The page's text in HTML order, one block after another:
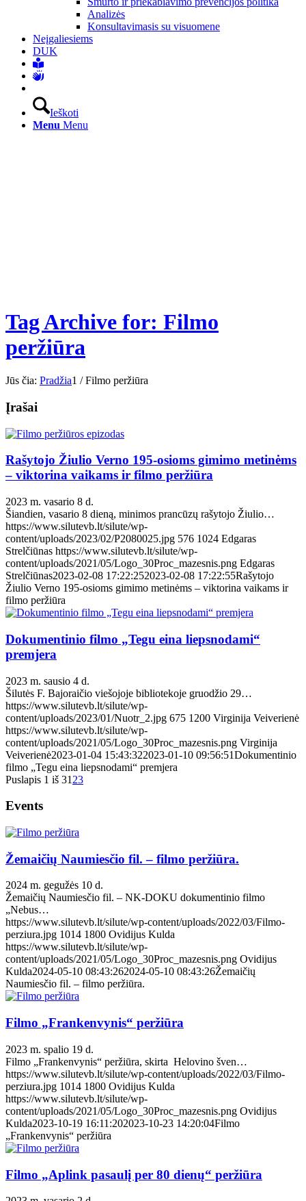
Analizės
Konsultavimasis su visuomene
Neįgaliesiems
DUK
Ieškoti
Menu Menu
Tag Archive for: Filmo
peržiūra
Jūs čia: Pradžia1 / Filmo peržiūra
Įrašai
Rašytojo Žiulio Verno 195-osioms gimimo metinėms
– viktorina vaikams ir filmo peržiūra
2023 m. vasario 8 d.
Šiandien, vasario 8 dieną, minimos prancūzų rašytojo Žiulio…
https://www.silutevb.lt/silute/wp-
content/uploads/2023/02/P2080025.jpg 576 1024 Edgaras
Strelčiūnas https://www.silutevb.lt/silute/wp-
content/uploads/2021/05/Logo_30Proc_mazesnis.png Edgaras
Strelčiūnas2023-02-08 17:22:252023-02-08 17:22:55Rašytojo
Žiulio Verno 195-osioms gimimo metinėms – viktorina vaikams ir
filmo peržiūra
Dokumentinio filmo „Tegu eina liepsnodami“
premjera
2023 m. sausio 4 d.
Šilutės F. Bajoraičio viešojoje bibliotekoje gruodžio 29…
https://www.silutevb.lt/silute/wp-
content/uploads/2023/01/Nuotr_2.jpg 675 1200 Virginija Veiverienė
https://www.silutevb.lt/silute/wp-
content/uploads/2021/05/Logo_30Proc_mazesnis.png Virginija
Veiverienė2023-01-04 15:43:322023-01-10 09:56:51Dokumentinio
filmo „Tegu eina liepsnodami“ premjera
Puslapis 1 iš 31 23
Events
Žemaičių Naumiesčio fil. – filmo peržiūra.
2024 m. gegužės 10 d.
Žemaičių Naumiesčio fil. – NK-DOKU dokumentinio filmo
„Nebus…
https://www.silutevb.lt/silute/wp-content/uploads/2022/03/Filmo-
perziura.jpg 1014 1800 Ovidijus Kulda
https://www.silutevb.lt/silute/wp-
content/uploads/2021/05/Logo_30Proc_mazesnis.png Ovidijus
Kulda2024-05-10 08:43:262024-05-10 08:43:26Žemaičių
Naumiesčio fil. – filmo peržiūra.
Filmo „Frankenvynis“ peržiūra
2023 m. spalio 19 d.
Filmo „Frankenvynis“ peržiūra, skirta Helovino šven…
https://www.silutevb.lt/silute/wp-content/uploads/2022/03/Filmo-
perziura.jpg 1014 1800 Ovidijus Kulda
https://www.silutevb.lt/silute/wp-
content/uploads/2021/05/Logo_30Proc_mazesnis.png Ovidijus
Kulda2023-10-19 16:11:202023-10-23 14:20:04Filmo
„Frankenvynis“ peržiūra
Filmo „Aplink pasaulį per 80 dienų“ peržiūra